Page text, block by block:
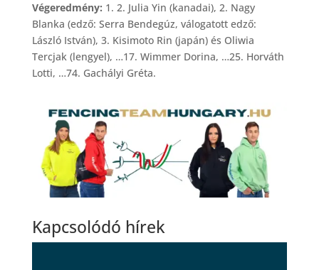
Végeredmény: 1. 2. Julia Yin (kanadai), 2. Nagy
Blanka (edző: Serra Bendegúz, válogatott edző:
László István), 3. Kisimoto Rin (japán) és Oliwia
Tercjak (lengyel), …17. Wimmer Dorina, …25. Horváth
Lotti, …74. Gachályi Gréta.
Kapcsolódó hírek